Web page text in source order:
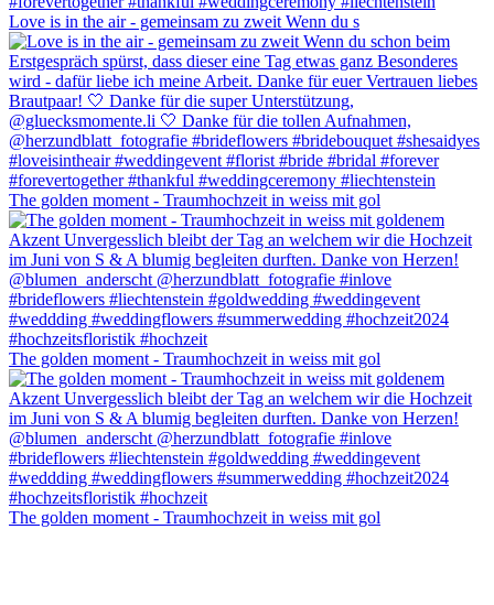
Love is in the air - gemeinsam zu zweit Wenn du s
The golden moment - Traumhochzeit in weiss mit gol
The golden moment - Traumhochzeit in weiss mit gol
The golden moment - Traumhochzeit in weiss mit gol